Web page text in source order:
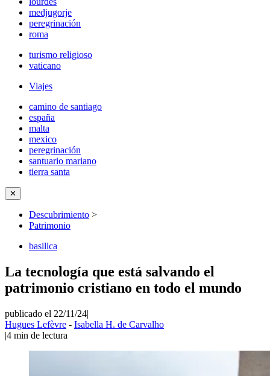
medjugorje
peregrinación
roma
turismo religioso
vaticano
Viajes
camino de santiago
españa
malta
mexico
peregrinación
santuario mariano
tierra santa
✕
Descubrimiento >
Patrimonio
basilica
La tecnología que está salvando el
patrimonio cristiano en todo el mundo
publicado el 22/11/24|
Hugues Lefèvre - Isabella H. de Carvalho
|4 min de lectura